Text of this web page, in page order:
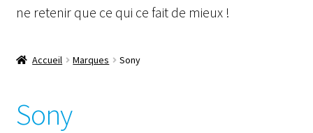
Instagram
Facebook
ne retenir que ce qui ce fait de mieux !
Accueil Marques Sony
Sony